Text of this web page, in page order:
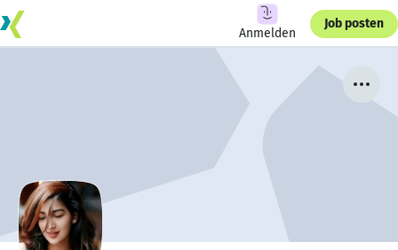
Anmelden
Job posten